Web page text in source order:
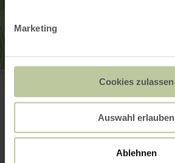
Marketing
Cookies zulassen
Auswahl erlauben
Ablehnen
Eifel Blick - Schüller
Naturschutzgebiet Steinbüchel
54586 Schüller
Webseite